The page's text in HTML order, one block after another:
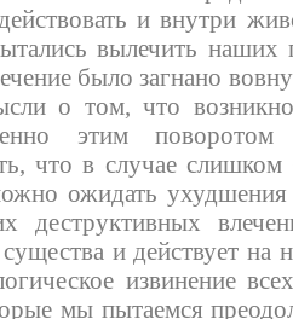
и внутри
вылечить
было загнано
о том, что
этим поворотом
что в случае слишком
ожидать
деструктивных
и действует на
извинение
мы пытаемся